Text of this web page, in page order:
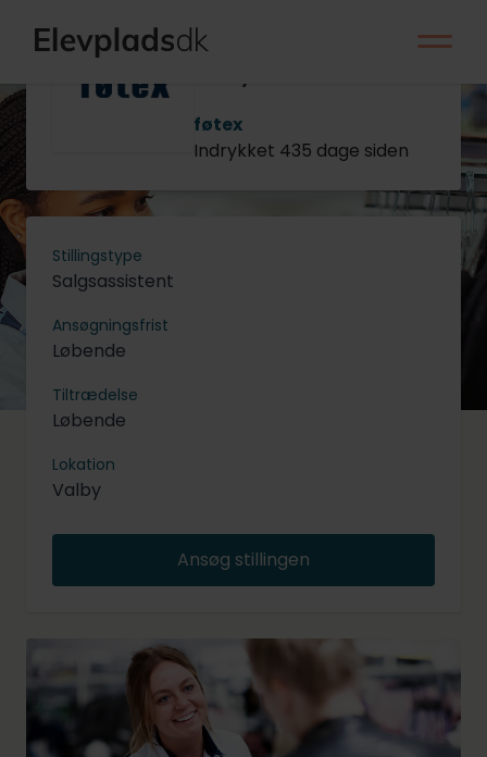
Trainee til Food -
føtex
Indrykket 435 dage siden
Stillingstype
Salgsassistent
Ansøgningsfrist
Løbende
Tiltrædelse
Løbende
Lokation
Valby
Ansøg stillingen